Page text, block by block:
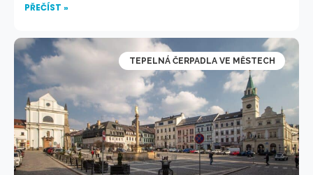
PŘEČÍST »
TEPELNÁ ČERPADLA VE MĚSTECH